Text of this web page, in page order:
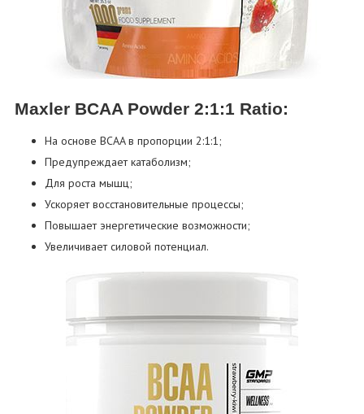
Maxler BCAA Powder 2:1:1 Ratio:
На основе BCAA в пропорции 2:1:1;
Предупреждает катаболизм;
Для роста мышц;
Ускоряет восстановительные процессы;
Повышает энергетические возможности;
Увеличивает силовой потенциал.